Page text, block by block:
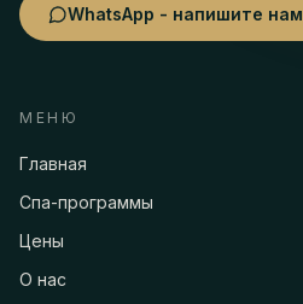
WhatsApp - напишите нам
МЕНЮ
Главная
Спа-программы
Цены
О нас